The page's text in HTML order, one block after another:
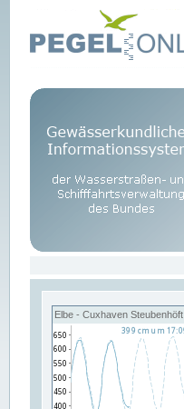
Elbe - Cuxhaven Steubenhöft